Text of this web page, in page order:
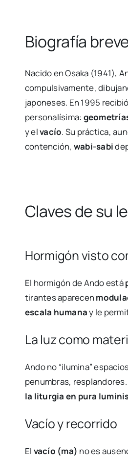
Biografía
Nacido en Osaka (1941),
compulsivamente,
japoneses. En 1995
personalísima:
y elvacío. Su práctica,
contención, wabi-sabi
Claves de su
Hormigón visto
El hormigón de Ando está
tirantes aparecen
escala humanay le
La luz como
Ando no “ilumina”
penumbras, resplandores.
la liturgia en pura
Vacío y recorrido
El vacío (ma) no es